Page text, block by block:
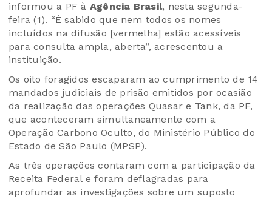
informou a PF à Agência Brasil, nesta segunda-
feira (1). “É sabido que nem todos os nomes
incluídos na difusão [vermelha] estão acessíveis
para consulta ampla, aberta”, acrescentou a
instituição.
Os oito foragidos escaparam ao cumprimento de 14
mandados judiciais de prisão emitidos por ocasião
da realização das operações Quasar e Tank, da PF,
que aconteceram simultaneamente com a
Operação Carbono Oculto, do Ministério Público do
Estado de São Paulo (MPSP).
As três operações contaram com a participação da
Receita Federal e foram deflagradas para
aprofundar as investigações sobre um suposto